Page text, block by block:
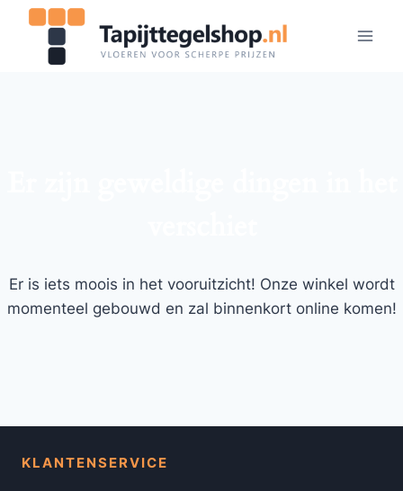
Doorgaan
inhoud
Er is iets moois in het vooruitzicht! Onze winkel wordt
momenteel gebouwd en zal binnenkort online komen!
KLANTENSERVICE